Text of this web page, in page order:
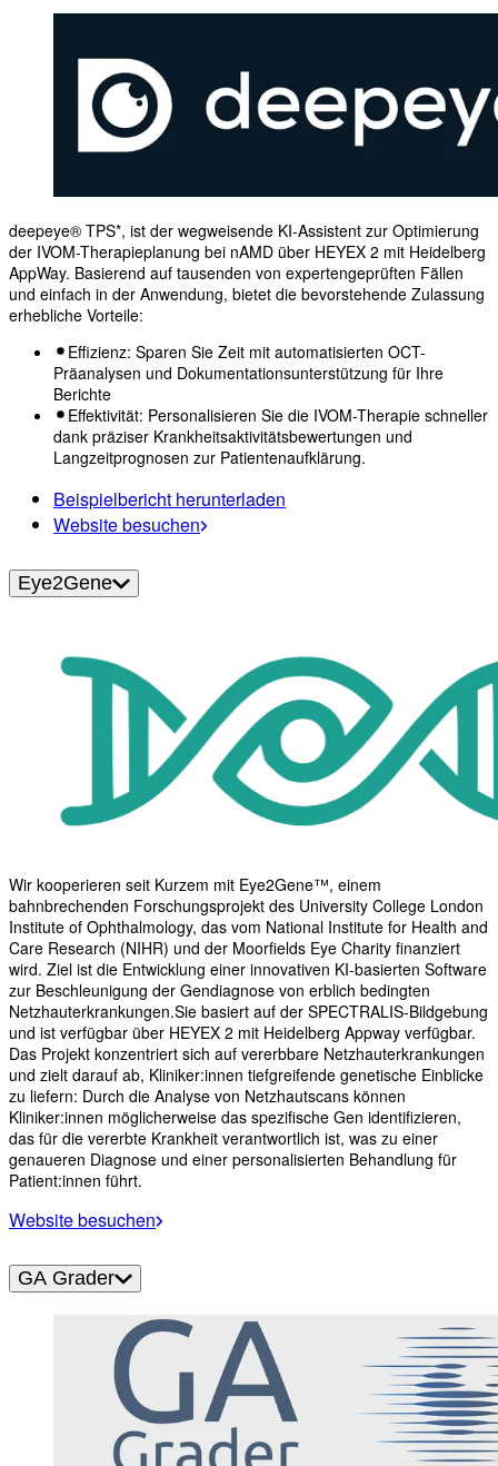
deepeye® TPS*, ist der wegweisende KI-Assistent zur Optimierung
der IVOM-Therapieplanung bei nAMD über HEYEX 2 mit Heidelberg
AppWay. Basierend auf tausenden von expertengeprüften Fällen
und einfach in der Anwendung, bietet die bevorstehende Zulassung
erhebliche Vorteile:
Effizienz: Sparen Sie Zeit mit automatisierten OCT-
Präanalysen und Dokumentationsunterstützung für Ihre
Berichte
Effektivität: Personalisieren Sie die IVOM-Therapie schneller
dank präziser Krankheitsaktivitätsbewertungen und
Langzeitprognosen zur Patientenaufklärung.
Beispielbericht herunterladen
Website besuchen
Eye2Gene
Wir kooperieren seit Kurzem mit Eye2Gene™, einem
bahnbrechenden Forschungsprojekt des University College London
Institute of Ophthalmology, das vom National Institute for Health and
Care Research (NIHR) und der Moorfields Eye Charity finanziert
wird. Ziel ist die Entwicklung einer innovativen KI-basierten Software
zur Beschleunigung der Gendiagnose von erblich bedingten
Netzhauterkrankungen.Sie basiert auf der SPECTRALIS-Bildgebung
und ist verfügbar über HEYEX 2 mit Heidelberg Appway verfügbar.
Das Projekt konzentriert sich auf vererbbare Netzhauterkrankungen
und zielt darauf ab, Kliniker:innen tiefgreifende genetische Einblicke
zu liefern: Durch die Analyse von Netzhautscans können
Kliniker:innen möglicherweise das spezifische Gen identifizieren,
das für die vererbte Krankheit verantwortlich ist, was zu einer
genaueren Diagnose und einer personalisierten Behandlung für
Patient:innen führt.
Website besuchen
GA Grader